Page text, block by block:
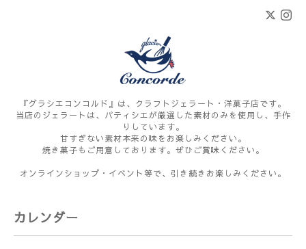
『グラシエコンコルド』は、クラフトジェラート・洋菓子店です。
当店のジェラートは、パティシエが厳選した素材のみを使用し、手作
りしています。
甘すぎない素材本来の味をお楽しみください。
焼き菓子もご用意しております。ぜひご賞味ください。
オンラインショップ・イベント等で、引き続きお楽しみください。
カレンダー